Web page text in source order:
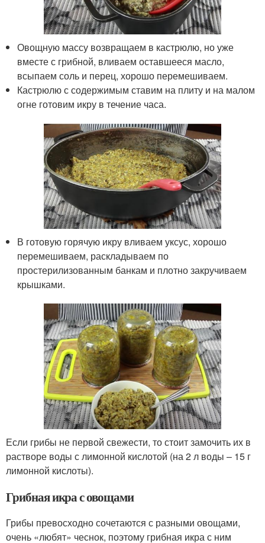
Овощную массу возвращаем в кастрюлю, но уже
вместе с грибной, вливаем оставшееся масло,
всыпаем соль и перец, хорошо перемешиваем.
Кастрюлю с содержимым ставим на плиту и на малом
огне готовим икру в течение часа.
В готовую горячую икру вливаем уксус, хорошо
перемешиваем, раскладываем по
простерилизованным банкам и плотно закручиваем
крышками.
Если грибы не первой свежести, то стоит замочить их в
растворе воды с лимонной кислотой (на 2 л воды – 15 г
лимонной кислоты).
Грибная икра с овощами
Грибы превосходно сочетаются с разными овощами,
очень «любят» чеснок, поэтому грибная икра с ним